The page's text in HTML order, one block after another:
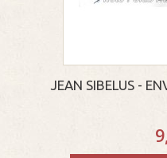
JEAN SIBELUS -